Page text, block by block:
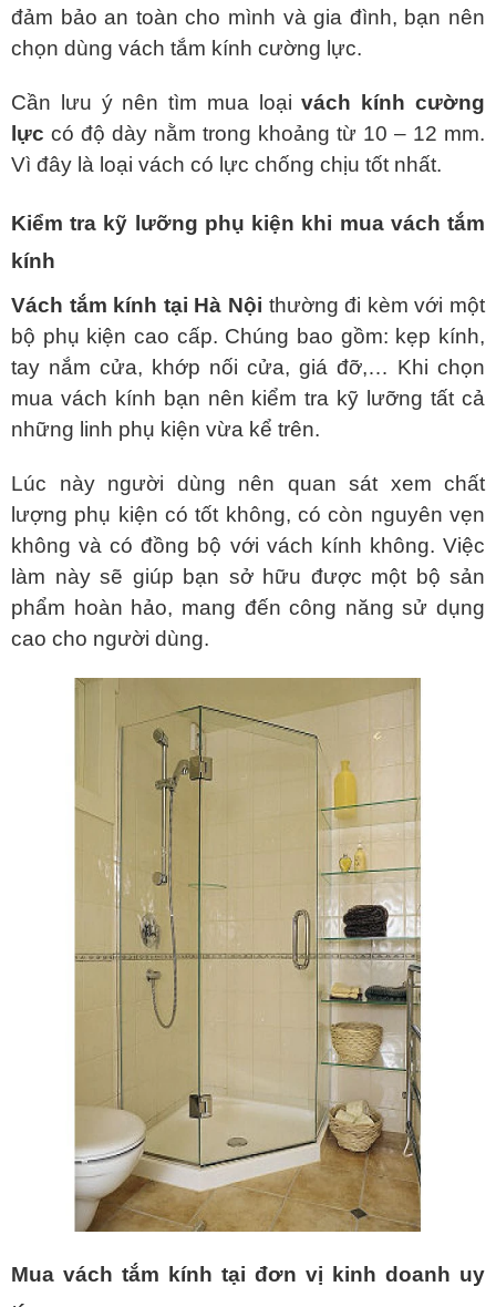
đảm bảo an toàn cho mình và gia đình, bạn nên
chọn dùng vách tắm kính cường lực.
Cần lưu ý nên tìm mua loạivách kính cường
lực có độ dày nằm trong khoảng từ 10 – 12 mm.
Vì đây là loại vách có lực chống chịu tốt nhất.
Kiểm tra kỹ lưỡng phụ kiện khi mua vách tắm
kính
Vách tắm kính tại Hà Nội thường đi kèm với một
bộ phụ kiện cao cấp. Chúng bao gồm: kẹp kính,
tay nắm cửa, khớp nối cửa, giá đỡ,… Khi chọn
mua vách kính bạn nên kiểm tra kỹ lưỡng tất cả
những linh phụ kiện vừa kể trên.
Lúc này người dùng nên quan sát xem chất
lượng phụ kiện có tốt không, có còn nguyên vẹn
không và có đồng bộ với vách kính không. Việc
làm này sẽ giúp bạn sở hữu được một bộ sản
phẩm hoàn hảo, mang đến công năng sử dụng
cao cho người dùng.
Mua vách tắm kính tại đơn vị kinh doanh uy